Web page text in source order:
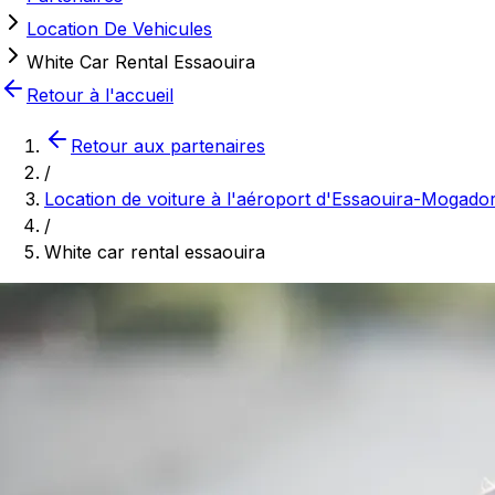
Location De Vehicules
White Car Rental Essaouira
Retour à l'accueil
Retour aux partenaires
/
Location de voiture à l'aéroport d'Essaouira-
/
White car rental essaouira